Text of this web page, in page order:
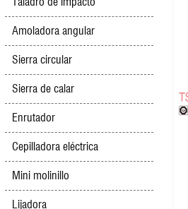
Amoladora angular
Sierra circular
Sierra de calar
Enrutador
Cepilladora eléctrica
Mini molinillo
Lijadora